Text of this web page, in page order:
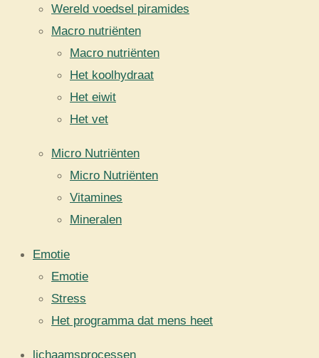
Wereld voedsel piramides
Macro nutriënten
Macro nutriënten
Het koolhydraat
Het eiwit
Het vet
Micro Nutriënten
Micro Nutriënten
Vitamines
Mineralen
Emotie
Emotie
Stress
Het programma dat mens heet
lichaamsprocessen